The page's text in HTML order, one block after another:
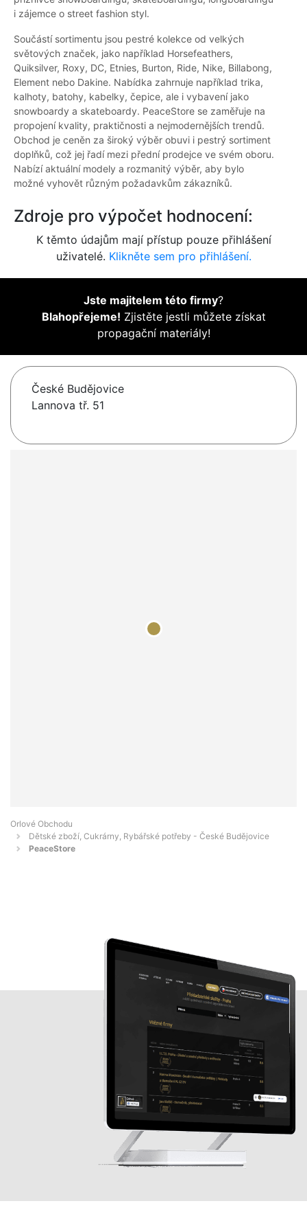
i zájemce o street fashion styl.
Součástí sortimentu jsou pestré kolekce od velkých
světových značek, jako například Horsefeathers,
Quiksilver, Roxy, DC, Etnies, Burton, Ride, Nike, Billabong,
Element nebo Dakine. Nabídka zahrnuje například trika,
kalhoty, batohy, kabelky, čepice, ale i vybavení jako
snowboardy a skateboardy. PeaceStore se zaměřuje na
propojení kvality, praktičnosti a nejmodernějších trendů.
Obchod je ceněn za široký výběr obuvi i pestrý sortiment
doplňků, což jej řadí mezi přední prodejce ve svém oboru.
Nabízí aktuální modely a rozmanitý výběr, aby bylo
možné vyhovět různým požadavkům zákazníků.
Zdroje pro výpočet hodnocení:
K těmto údajům mají přístup pouze přihlášení
uživatelé. Klikněte sem pro přihlášení.
Jste majitelem této firmy?
Blahopřejeme! Zjistěte jestli můžete získat
propagační materiály!
České Budějovice
Lannova tř. 51
Orlové Obchodu
Dětské zboží, Cukrárny, Rybářské potřeby - České Budějovice
PeaceStore